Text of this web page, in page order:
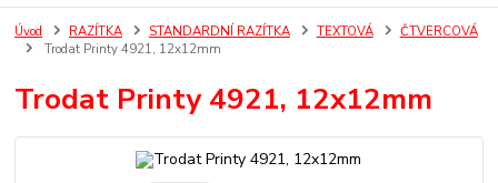
Úvod RAZÍTKA STANDARDNÍ RAZÍTKA TEXTOVÁ
ČTVERCOVÁ
Trodat Printy 4921, 12x12mm
Trodat Printy 4921, 12x12mm